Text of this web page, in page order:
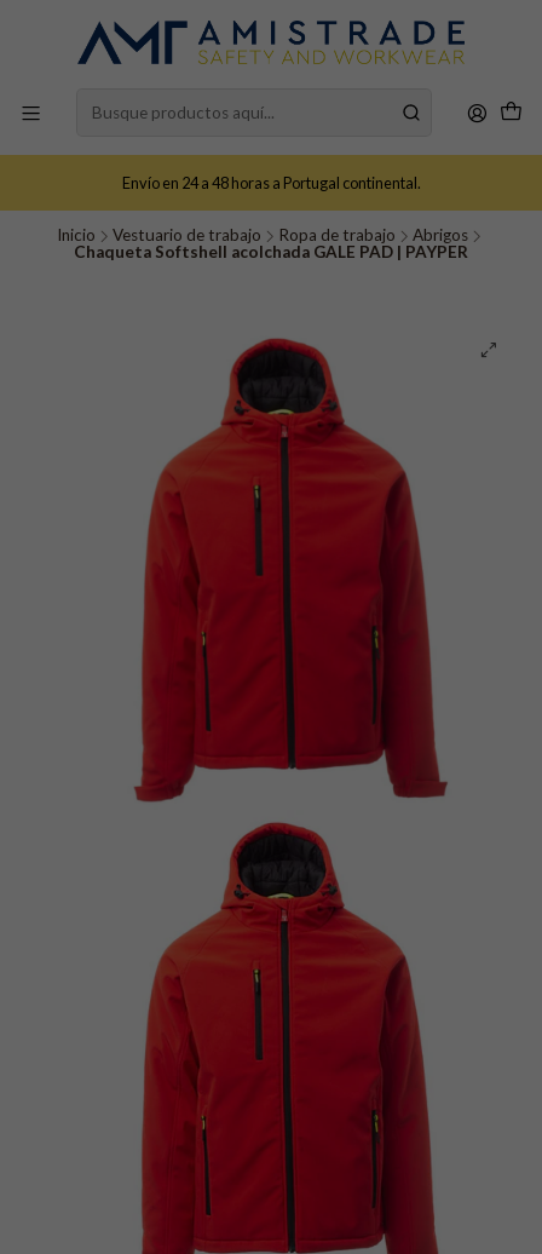
Envío en 24 a 48 horas a Portugal continental.
Inicio Vestuario de trabajo Ropa de trabajo
Abrigos
Chaqueta Softshell acolchada GALE PAD | PAYPER